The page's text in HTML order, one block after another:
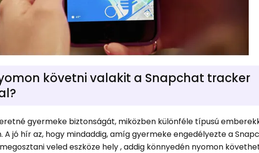
követni valakit a Snapchat tracker
gyermeke biztonságát, miközben különféle típusú
A jó hír az, hogy mindaddig, amíg gyermeke engedélyezte a
veled eszköze hely , addig könnyedén nyomon